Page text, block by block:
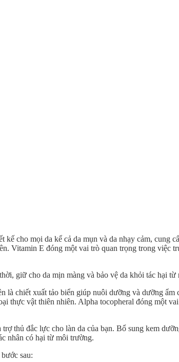
cho mọi da kể cả da mụn và da nhạy cảm, cung
Vitamin E đóng một vai trò quan trọng trong việc
giữ cho da mịn màng và bảo vệ da khỏi tác hại từ
là chiết xuất tảo biển giúp nuôi dưỡng và dưỡng ẩm
thực vật thiên nhiên. Alpha tocopheral đóng một
thủ đắc lực cho làn da của bạn. Bổ sung kem
nhân có hại từ môi trường.
sau: